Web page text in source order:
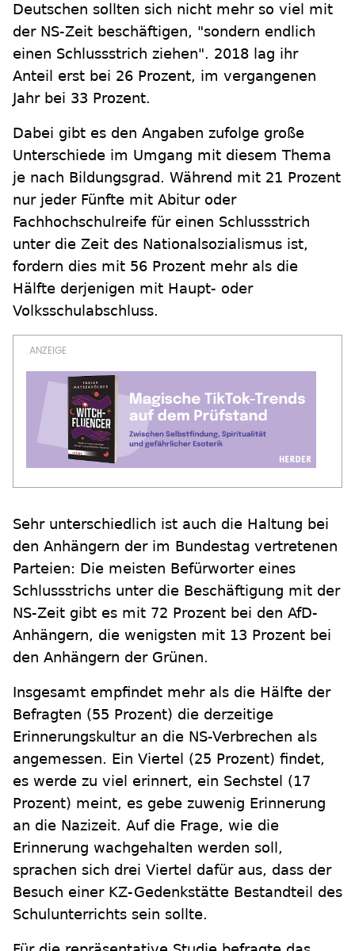
Deutschen sollten sich nicht mehr so viel mit
der NS-Zeit beschäftigen, "sondern endlich
einen Schlussstrich ziehen". 2018 lag ihr
Anteil erst bei 26 Prozent, im vergangenen
Jahr bei 33 Prozent.
Dabei gibt es den Angaben zufolge große
Unterschiede im Umgang mit diesem Thema
je nach Bildungsgrad. Während mit 21 Prozent
nur jeder Fünfte mit Abitur oder
Fachhochschulreife für einen Schlussstrich
unter die Zeit des Nationalsozialismus ist,
fordern dies mit 56 Prozent mehr als die
Hälfte derjenigen mit Haupt- oder
Volksschulabschluss.
Sehr unterschiedlich ist auch die Haltung bei
den Anhängern der im Bundestag vertretenen
Parteien: Die meisten Befürworter eines
Schlussstrichs unter die Beschäftigung mit der
NS-Zeit gibt es mit 72 Prozent bei den AfD-
Anhängern, die wenigsten mit 13 Prozent bei
den Anhängern der Grünen.
Insgesamt empfindet mehr als die Hälfte der
Befragten (55 Prozent) die derzeitige
Erinnerungskultur an die NS-Verbrechen als
angemessen. Ein Viertel (25 Prozent) findet,
es werde zu viel erinnert, ein Sechstel (17
Prozent) meint, es gebe zuwenig Erinnerung
an die Nazizeit. Auf die Frage, wie die
Erinnerung wachgehalten werden soll,
sprachen sich drei Viertel dafür aus, dass der
Besuch einer KZ-Gedenkstätte Bestandteil des
Schulunterrichts sein sollte.